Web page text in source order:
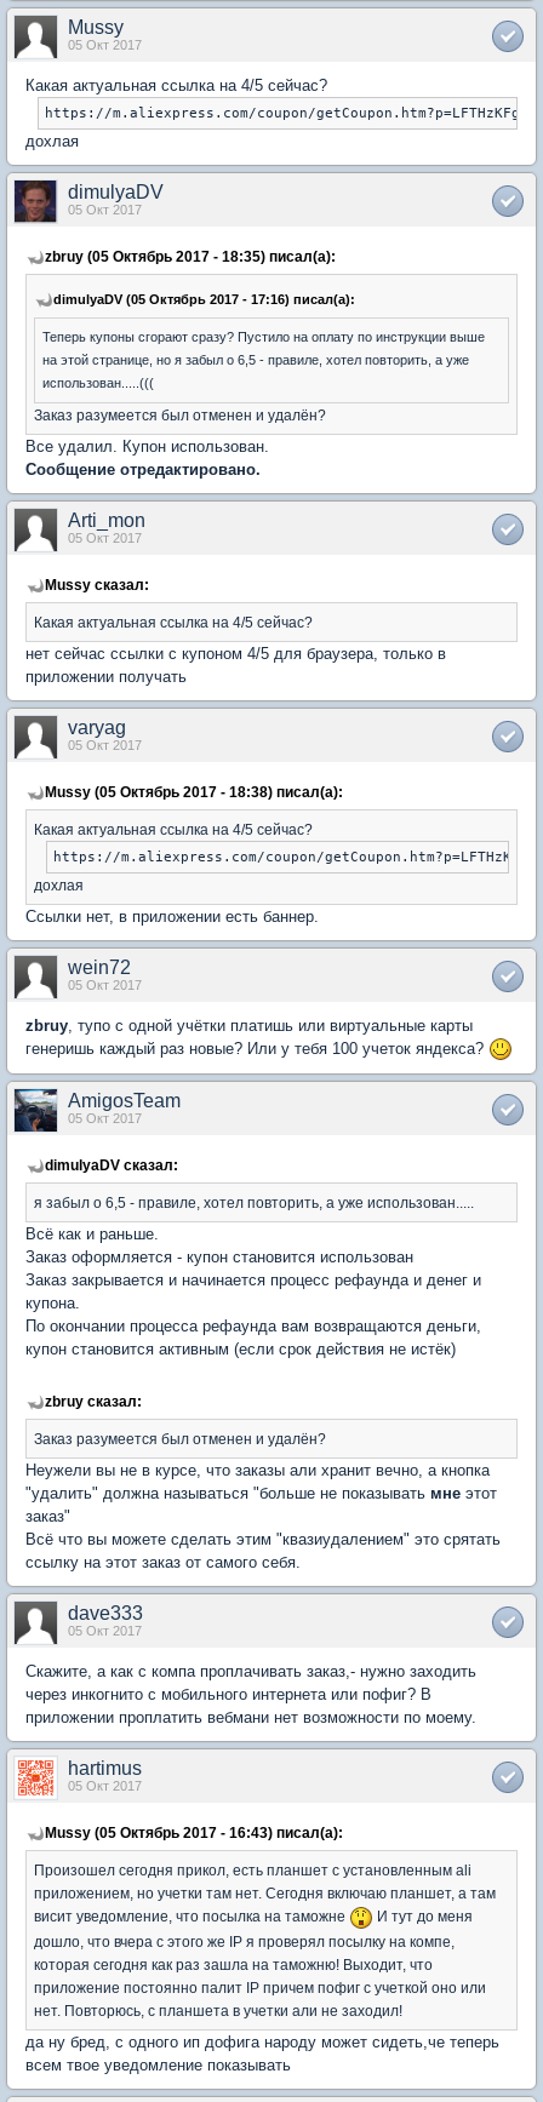
Mussy
05 Окт 2017
Какая актуальная ссылка на 4/5 сейчас?
дохлая
dimulyaDV
05 Окт 2017
zbruy (05 Октябрь 2017 - 18:35) писал(а):
dimulyaDV (05 Октябрь 2017 - 17:16) писал(а):
Теперь купоны сгорают сразу? Пустило на оплату по инструкции выше
на этой странице, но я забыл о 6,5 - правиле, хотел повторить, а уже
использован.....(((
Заказ разумеется был отменен и удалён?
Все удалил. Купон использован.
Сообщение отредактировано.
Arti_mon
05 Окт 2017
Mussy сказал:
Какая актуальная ссылка на 4/5 сейчас?
нет сейчас ссылки с купоном 4/5 для браузера, только в
приложении получать
varyag
05 Окт 2017
Mussy (05 Октябрь 2017 - 18:38) писал(а):
Какая актуальная ссылка на 4/5 сейчас?
дохлая
Ссылки нет, в приложении есть баннер.
wein72
05 Окт 2017
zbruy , тупо с одной учётки платишь или виртуальные карты
генеришь каждый раз новые? Или у тебя 100 учеток яндекса?
AmigosTeam
05 Окт 2017
dimulyaDV сказал:
я забыл о 6,5 - правиле, хотел повторить, а уже использован.....
Всё как и раньше.
Заказ оформляется - купон становится использован
Заказ закрывается и начинается процесс рефаунда и денег и
купона.
По окончании процесса рефаунда вам возвращаются деньги,
купон становится активным (если срок действия не истёк)
zbruy сказал:
Заказ разумеется был отменен и удалён?
Неужели вы не в курсе, что заказы али хранит вечно, а кнопка
"удалить" должна называться "больше не показывать мне этот
заказ"
Всё что вы можете сделать этим "квазиудалением" это срятать
ссылку на этот заказ от самого себя.
dave333
05 Окт 2017
Скажите, а как с компа проплачивать заказ,- нужно заходить
через инкогнито с мобильного интернета или пофиг? В
приложении проплатить вебмани нет возможности по моему.
hartimus
05 Окт 2017
Mussy (05 Октябрь 2017 - 16:43) писал(а):
Произошел сегодня прикол, есть планшет с установленным ali
приложением, но учетки там нет. Сегодня включаю планшет, а там
висит уведомление, что посылка на таможне
И тут до меня
дошло, что вчера с этого же IP я проверял посылку на компе,
которая сегодня как раз зашла на таможню! Выходит, что
приложение постоянно палит IP причем пофиг с учеткой оно или
нет. Повторюсь, с планшета в учетки али не заходил!
да ну бред, с одного ип дофига народу может сидеть,че теперь
всем твое уведомление показывать